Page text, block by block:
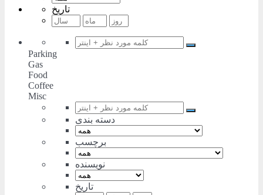
تاریخ
Parking
Gas
Food
Coffee
Misc
دسته بندی
برچسب
نویسنده
تاریخ